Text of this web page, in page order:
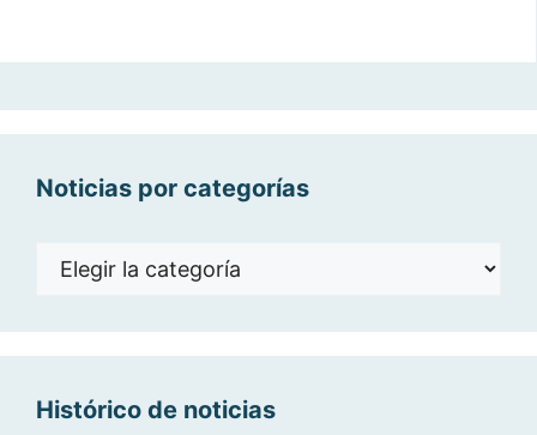
Noticias por categorías
Noticias
Histórico de noticias